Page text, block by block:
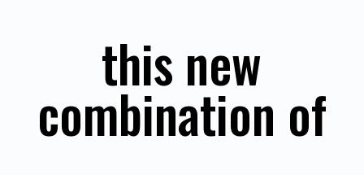
this new
combination of